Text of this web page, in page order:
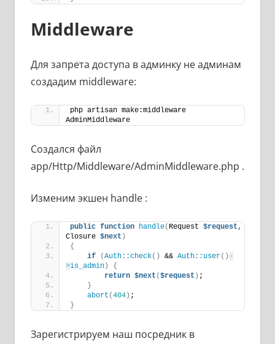
Middleware
Для запрета доступа в админку не админам
создадим middleware:
php artisan make:middleware
AdminMiddleware
Создался файл
app/Http/Middleware/AdminMiddleware.php .
Изменим экшен handle :
public function handle( Request $request,
Closure $next )
{
if
(Auth::check() && Auth::user() -
>is_admin)
{
return $next ($request ) ;
}
abort (404) ;
}
Зарегистрируем наш посредник в